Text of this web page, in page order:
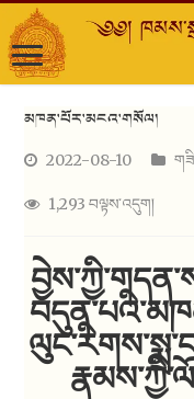
མཁན་པོར་མངའ་གསོལ།
2022-08-10
1,293 བལྟས་འདུག།